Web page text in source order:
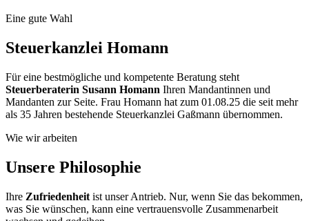
Eine gute Wahl
Steuerkanzlei Homann
Für eine bestmögliche und kompetente Beratung steht
Steuerberaterin Susann Homann Ihren Mandantinnen und
Mandanten zur Seite. Frau Homann hat zum 01.08.25 die seit mehr
als 35 Jahren bestehende Steuerkanzlei Gaßmann übernommen.
Wie wir arbeiten
Unsere Philosophie
Ihre Zufriedenheit ist unser Antrieb. Nur, wenn Sie das bekommen,
was Sie wünschen, kann eine vertrauensvolle Zusammenarbeit